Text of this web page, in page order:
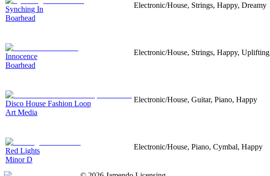
Synching In
Boarhead
Electronic/House, Strings, Happy, Dreamy
Innocence
Boarhead
Electronic/House, Strings, Happy, Uplifting
Disco House Fashion Loop
Art Media
Electronic/House, Guitar, Piano, Happy
Red Lights
Minor D
Electronic/House, Piano, Cymbal, Happy